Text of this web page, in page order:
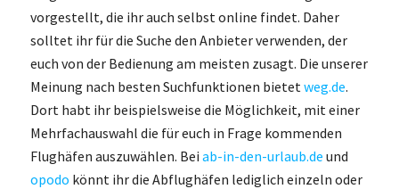
vorgestellt, die ihr auch selbst online findet. Daher
solltet ihr für die Suche den Anbieter verwenden, der
euch von der Bedienung am meisten zusagt. Die unserer
Meinung nach besten Suchfunktionen bietet weg.de.
Dort habt ihr beispielsweise die Möglichkeit, mit einer
Mehrfachauswahl die für euch in Frage kommenden
Flughäfen auszuwählen. Bei ab-in-den-urlaub.de und
opodo könnt ihr die Abflughäfen lediglich einzeln oder